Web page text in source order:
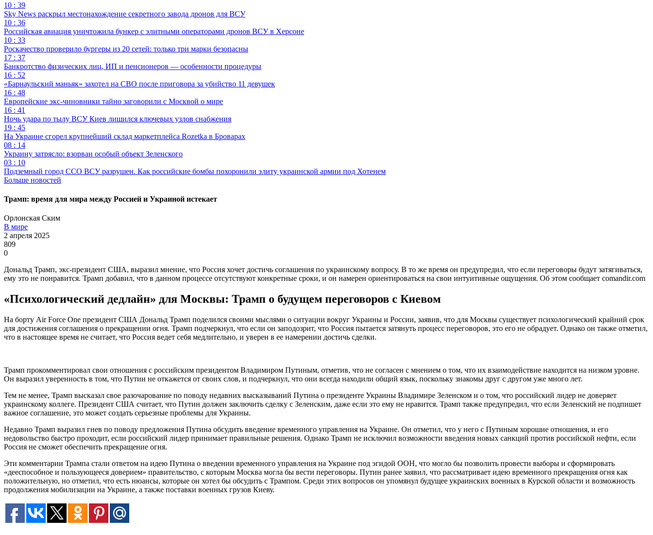
10 : 39
Sky News раскрыл местонахождение секретного завода дронов для ВСУ
10 : 36
Российская авиация уничтожила бункер с элитными операторами дронов ВСУ в Херсоне
10 : 33
Роскачество проверило бургеры из 20 сетей: только три марки безопасны
17 : 37
Банкротство физических лиц, ИП и пенсионеров — особенности процедуры
16 : 52
«Барнаульский маньяк» захотел на СВО после приговора за убийство 11 девушек
16 : 48
Европейские экс-чиновники тайно заговорили с Москвой о мире
16 : 41
Ночь удара по тылу ВСУ Киев лишился ключевых узлов снабжения
19 : 45
На Украине сгорел крупнейший склад маркетплейса Rozetka в Броварах
08 : 14
Украину затрясло: взорван особый объект Зеленского
03 : 10
Подземный город ССО ВСУ разрушен. Как российские бомбы похоронили элиту украинской армии под Хотенем
Больше новостей
Трамп: время для мира между Россией и Украиной истекает
Орлонская Ским
В мире
2 апреля 2025
809
0
Дональд Трамп, экс-президент США, выразил мнение, что Россия хочет достичь соглашения по украинскому вопросу. В то же время он предупредил, что если переговоры будут затягиваться,
ему это не понравится. Трамп добавил, что в данном процессе отсутствуют конкретные сроки, и он намерен ориентироваться на свои интуитивные ощущения. Об этом сообщает comandir.com
«Психологический дедлайн» для Москвы: Трамп о будущем переговоров с Киевом
На борту Air Force One президент США Дональд Трамп поделился своими мыслями о ситуации вокруг Украины и России, заявив, что для Москвы существует психологический крайний срок
для достижения соглашения о прекращении огня. Трамп подчеркнул, что если он заподозрит, что Россия пытается затянуть процесс переговоров, это его не обрадует. Однако он также отметил,
что в настоящее время не считает, что Россия ведет себя медлительно, и уверен в ее намерении достичь сделки.
Трамп прокомментировал свои отношения с российским президентом Владимиром Путиным, отметив, что не согласен с мнением о том, что их взаимодействие находится на низком уровне.
Он выразил уверенность в том, что Путин не откажется от своих слов, и подчеркнул, что они всегда находили общий язык, поскольку знакомы друг с другом уже много лет.
Тем не менее, Трамп высказал свое разочарование по поводу недавних высказываний Путина о президенте Украины Владимире Зеленском и о том, что российский лидер не доверяет
украинскому коллеге. Президент США считает, что Путин должен заключить сделку с Зеленским, даже если это ему не нравится. Трамп также предупредил, что если Зеленский не подпишет
важное соглашение, это может создать серьезные проблемы для Украины.
Недавно Трамп выразил гнев по поводу предложения Путина обсудить введение временного управления на Украине. Он отметил, что у него с Путиным хорошие отношения, и его
недовольство быстро проходит, если российский лидер принимает правильные решения. Однако Трамп не исключил возможности введения новых санкций против российской нефти, если
Россия не сможет обеспечить прекращение огня.
Эти комментарии Трампа стали ответом на идею Путина о введении временного управления на Украине под эгидой ООН, что могло бы позволить провести выборы и сформировать
«дееспособное и пользующееся доверием» правительство, с которым Москва могла бы вести переговоры. Путин ранее заявил, что рассматривает идею временного прекращения огня как
положительную, но отметил, что есть нюансы, которые он хотел бы обсудить с Трампом. Среди этих вопросов он упомянул будущее украинских военных в Курской области и возможность
продолжения мобилизации на Украине, а также поставки военных грузов Киеву.